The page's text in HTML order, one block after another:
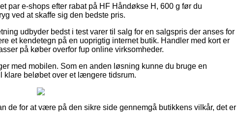
par e-shops efter rabat på HF Håndøkse H, 600 g før du
ved at skaffe sig den bedste pris.
udbyder bedst i test varer til salg for en salgspris der anses for
et kendetegn på en uoprigtig internet butik. Handler med kort er
på køber overfor fup online virksomheder.
med mobilen. Som en anden løsning kunne du bruge en
klare beløbet over et længere tidsrum.
de for at være på den sikre side gennemgå butikkens vilkår, det er